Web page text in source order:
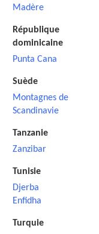
Madère
République
dominicaine
Punta Cana
Suède
Montagnes de
Scandinavie
Tanzanie
Zanzibar
Tunisie
Djerba
Enfidha
Turquie